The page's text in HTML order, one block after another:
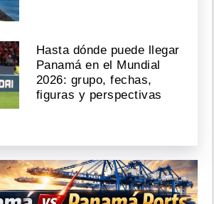
Hasta dónde puede llegar
Panamá en el Mundial
2026: grupo, fechas,
figuras y perspectivas